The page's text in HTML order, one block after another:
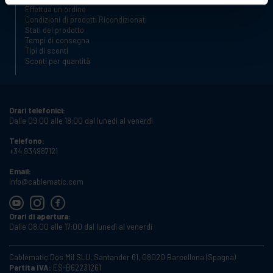
Effettua un ordine
Condizioni di prodotti Ricondizionati
Stati del prodotto
Tempi di consegna
Tipi di sconti
Sconti per quantità
Orari telefonici:
Dalle 09:00 alle 18:00 dal lunedì al venerdì
Telefono:
+34 934987121
Email:
info@cablematic.com
Orari di apertura:
Dalle 08:00 alle 17:00 dal lunedì al venerdì
Cablematic Dos Mil SLU, Santander 61, 08020 Barcellona (Spagna)
Partita IVA: ES-B62231261